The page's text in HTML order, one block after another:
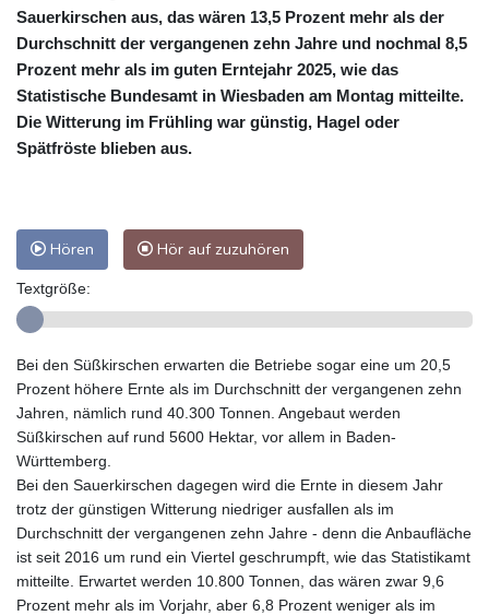
Sauerkirschen aus, das wären 13,5 Prozent mehr als der
Durchschnitt der vergangenen zehn Jahre und nochmal 8,5
Prozent mehr als im guten Erntejahr 2025, wie das
Statistische Bundesamt in Wiesbaden am Montag mitteilte.
Die Witterung im Frühling war günstig, Hagel oder
Spätfröste blieben aus.
Hören Hör auf zuzuhören
Textgröße:
Bei den Süßkirschen erwarten die Betriebe sogar eine um 20,5
Prozent höhere Ernte als im Durchschnitt der vergangenen zehn
Jahren, nämlich rund 40.300 Tonnen. Angebaut werden
Süßkirschen auf rund 5600 Hektar, vor allem in Baden-
Württemberg.
Bei den Sauerkirschen dagegen wird die Ernte in diesem Jahr
trotz der günstigen Witterung niedriger ausfallen als im
Durchschnitt der vergangenen zehn Jahre - denn die Anbaufläche
ist seit 2016 um rund ein Viertel geschrumpft, wie das Statistikamt
mitteilte. Erwartet werden 10.800 Tonnen, das wären zwar 9,6
Prozent mehr als im Vorjahr, aber 6,8 Prozent weniger als im